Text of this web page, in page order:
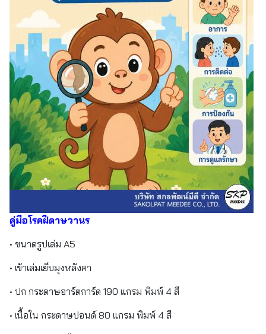
คู่มือโรคฝีดาษวานร
• ขนาดรูปเล่ม A5
• เข้าเล่มเย็บมุงหลังคา
• ปก กระดาษอาร์ตการ์ด 190 แกรม พิมพ์ 4 สี
• เนื้อใน กระดาษปอนด์ 80 แกรม พิมพ์ 4 สี